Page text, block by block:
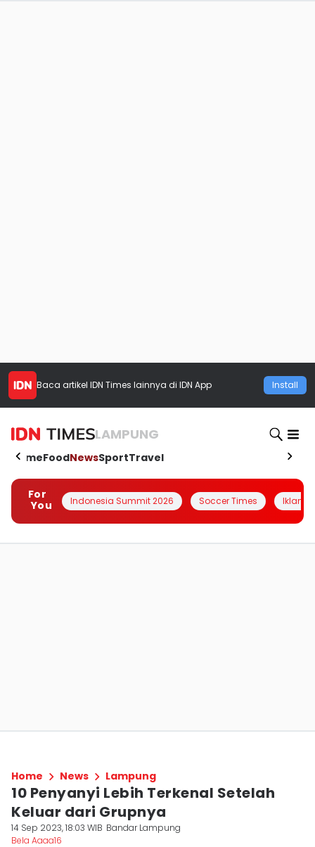
Baca artikel IDN Times lainnya di IDN App Install
LAMPUNG
HomeFoodNewsSportTravel
For
You
Indonesia Summit 2026 Soccer Times Iklanin
Home News Lampung
10 Penyanyi Lebih Terkenal Setelah
Keluar dari Grupnya
14 Sep 2023, 18:03 WIB Bandar Lampung
Bela Aaaa16